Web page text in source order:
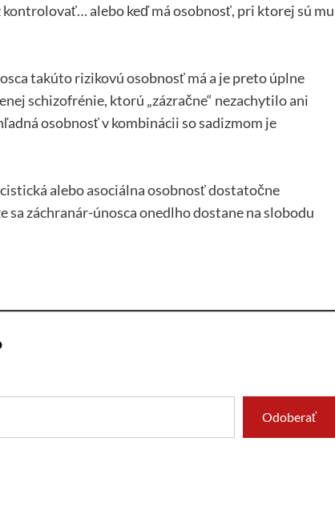
alebo keď má osobnosť, pri ktorej sú mu
takúto rizikovú osobnosť má a je preto úplne
schizofrénie, ktorú „zázračne“ nezachytilo ani
osobnosť v kombinácii so sadizmom je
alebo asociálna osobnosť dostatočne
sa záchranár-únosca onedlho dostane na slobodu
Odoberať